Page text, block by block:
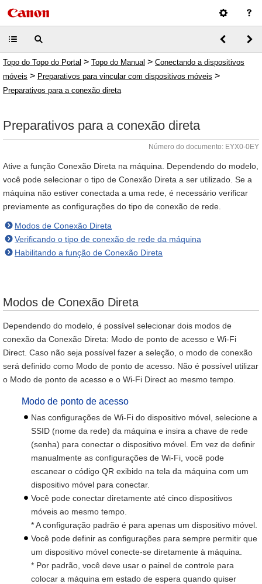
Topo do Topo do Portal > Topo do Manual > Conectando a dispositivos
móveis > Preparativos para vincular com dispositivos móveis >
Preparativos para a conexão direta
Preparativos para a conexão direta
Número do documento: EYX0-0EY
Ative a função Conexão Direta na máquina. Dependendo do modelo,
você pode selecionar o tipo de Conexão Direta a ser utilizado. Se a
máquina não estiver conectada a uma rede, é necessário verificar
previamente as configurações do tipo de conexão de rede.
Modos de Conexão Direta
Verificando o tipo de conexão de rede da máquina
Habilitando a função de Conexão Direta
Modos de Conexão Direta
Dependendo do modelo, é possível selecionar dois modos de
conexão da Conexão Direta: Modo de ponto de acesso e Wi-Fi
Direct. Caso não seja possível fazer a seleção, o modo de conexão
será definido como Modo de ponto de acesso. Não é possível utilizar
o Modo de ponto de acesso e o Wi-Fi Direct ao mesmo tempo.
Modo de ponto de acesso
Nas configurações de Wi-Fi do dispositivo móvel, selecione a
SSID (nome da rede) da máquina e insira a chave de rede
(senha) para conectar o dispositivo móvel. Em vez de definir
manualmente as configurações de Wi-Fi, você pode
escanear o código QR exibido na tela da máquina com um
dispositivo móvel para conectar.
Você pode conectar diretamente até cinco dispositivos
móveis ao mesmo tempo.
* A configuração padrão é para apenas um dispositivo móvel.
Você pode definir as configurações para sempre permitir que
um dispositivo móvel conecte-se diretamente à máquina.
* Por padrão, você deve usar o painel de controle para
colocar a máquina em estado de espera quando quiser